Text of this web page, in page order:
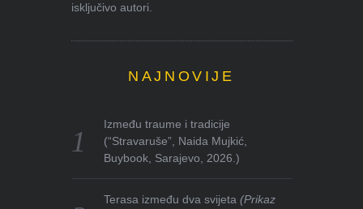
isključivo autori.
NAJNOVIJE
Između traume i tradicije
(“Stravaruše”, Naida Mujkić,
Buybook, Sarajevo, 2026.)
Terasa između dva svijeta(Prikaz